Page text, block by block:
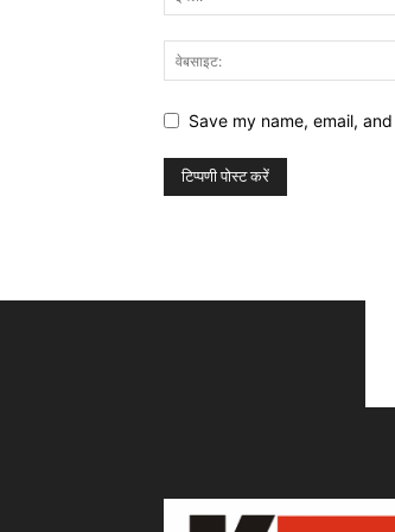
Save my name, email,